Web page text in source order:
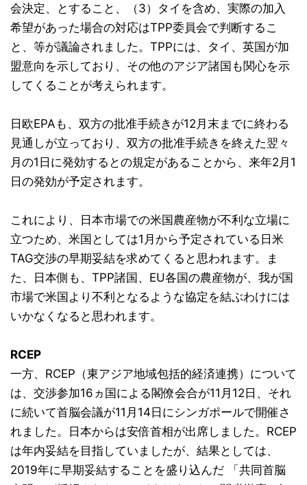
会決定、とすること、（3）タイを含め、実際の加入
希望があった場合の対応はTPP委員会で判断するこ
と、等が議論されました。TPPには、タイ、英国が加
盟意向を示しており、その他のアジア諸国も関心を示
してくることが考えられます。
日欧EPAも、双方の批准手続きが12月末までに終わる
見通しが立っており、双方の批准手続きを終えた翌々
月の1日に発効するとの規定があることから、来年2月1
日の発効が予定されます。
これにより、日本市場での米国農産物が不利な立場に
立つため、米国としては1月から予定されている日米
TAG交渉の早期妥結を求めてくると思われます。ま
た、日本側も、TPP諸国、EU各国の農産物が、我が国
市場で米国より不利となるような協定を結ぶわけには
いかなくなると思われます。
RCEP
一方、RCEP（東アジア地域包括的経済連携）について
は、交渉参加16ヵ国による閣僚会合が11月12日、それ
に続いて首脳会議が11月14日にシンガポールで開催さ
れました。日本からは安倍首相が出席しました。RCEP
は年内妥結を目指していましたが、結果としては、
2019年に早期妥結することを盛り込んだ 「共同首脳